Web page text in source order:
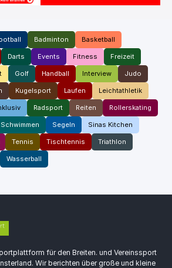
Badminton Basketball
Darts Events Fitness Freizeit
Golf Handball Interview Judo
Kugelsport Laufen Leichtathletik
Radsport Reiten Rollerskating
Schwimmen Segeln Sinas Kitchen
Tennis Tischtennis Triathlon
Wasserball
für den Breiten. und Vereinssport
Wir berichten über große und kleine